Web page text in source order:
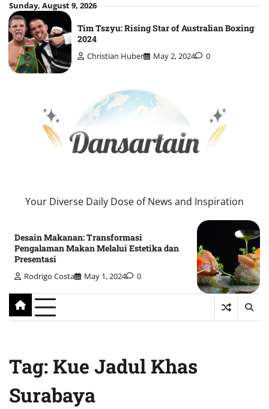
Skip
to
content
Sunday, August 9, 2026
Tim Tszyu: Rising Star of Australian Boxing
2024
Christian Huber May 2, 2024 0
Your Diverse Daily Dose of News and Inspiration
Desain Makanan: Transformasi
Pengalaman Makan Melalui Estetika dan
Presentasi
Rodrigo Costa May 1, 2024 0
Tag: Kue Jadul Khas
Surabaya